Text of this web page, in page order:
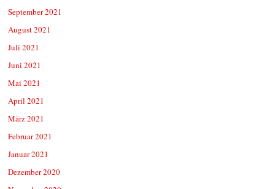
September 2021
August 2021
Juli 2021
Juni 2021
Mai 2021
April 2021
März 2021
Februar 2021
Januar 2021
Dezember 2020